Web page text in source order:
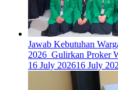
Jawab Kebutuhan
2026 Gulirkan Proker
16 July 202616 July